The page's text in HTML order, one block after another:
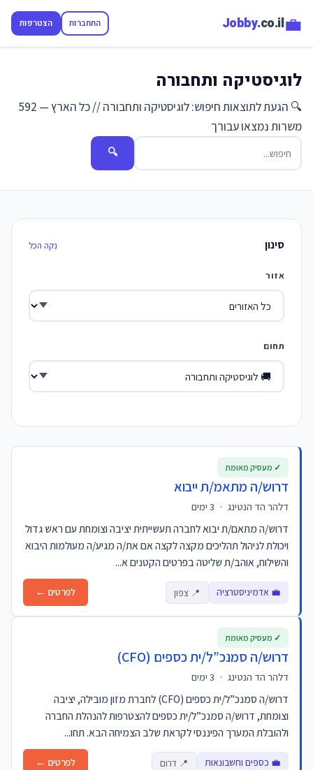
💼
Jobby.co.il התחברות הצטרפות
לוגיסטיקה ותחבורה
🔍 הגעת לתוצאות חיפוש: לוגיסטיקה ותחבורה // כל הארץ — 592
משרות נמצאו עבורך
🔍
סינון נקה הכל
אזור
תחום
דרוש/ה מתאמ/ת ייבוא
דלהר הד הנטינג ·
דרוש/ה מתאם/ת יבוא לחברה תעשייתית יציבה וצומחת עם ראש גדול
ויכולת לניהול תהליכים מקצה לקצה אם את/ה מגיע/ה מעולמות היבוא
והשילוח, אוהב/ת שליטה בפרטים הקטנים א...
💼 אדמיניסטרציה 📍 צפון לפרטים ←
✓ מעסיק מאומת
דרוש/ה סמנכ”ל/ית כספים (CFO)
דלהר הד הנטינג ·
דרוש/ה סמנכ”ל/ית כספים (CFO) לחברת מזון מובילה, יציבה
וצומחת, דרוש/ה סמנכ”ל/ית כספים להצטרפות להנהלת החברה
ולהובלת המערך הפיננסי לקראת שלב הצמיחה הבא. תחו...
💼 כספים וחשבונאות 📍 דרום לפרטים ←
✓ מעסיק מאומת